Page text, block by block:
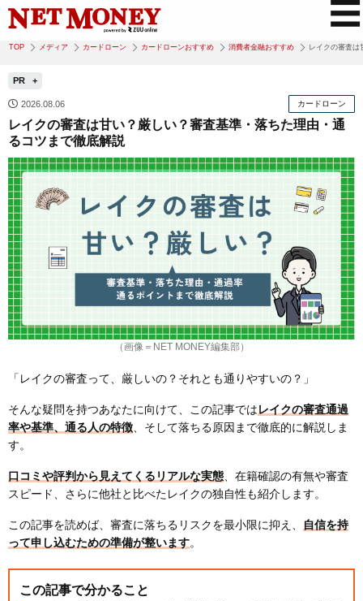
TOP メディア カードローン カードローンおすすめ 消費者金融おすすめ レイクの審査は
PR
2026.08.06 カードローン
レイクの審査は甘い？厳しい？審査基準・落ちた理由・通
るコツまで徹底解説
（画像＝NET MONEY編集部）
「レイクの審査って、厳しいの？それとも通りやすいの？」
そんな疑問を持つあなたに向けて、この記事では レイクの審査通過
率や基準、通る人の特徴、そして落ちる原因まで徹底的に解説しま
す。
口コミや評判から見えてくるリアルな実態、在籍確認の有無や審査
スピード、さらに他社と比べたレイクの独自性も紹介します。
この記事を読めば、審査に落ちるリスクを最小限に抑え、
自信を持
って申し込むための準備が整います。
この記事で分かること